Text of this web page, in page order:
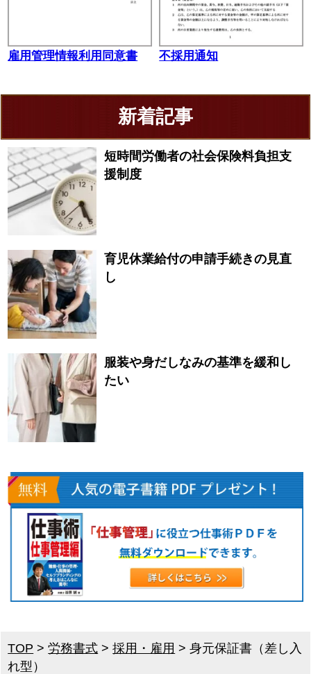
雇用管理情報利用同意書 不採用通知
新着記事
短時間労働者の社会保険料負担支
援制度
育児休業給付の申請手続きの見直
し
服装や身だしなみの基準を緩和し
たい
TOP >労務書式 >採用・雇用 >身元保証書（差し入
れ型）